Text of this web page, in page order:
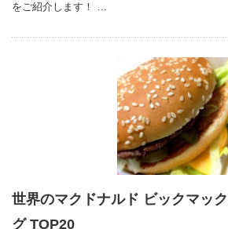
をご紹介します！ …
世界のマクドナルド ビックマッ
グ TOP20